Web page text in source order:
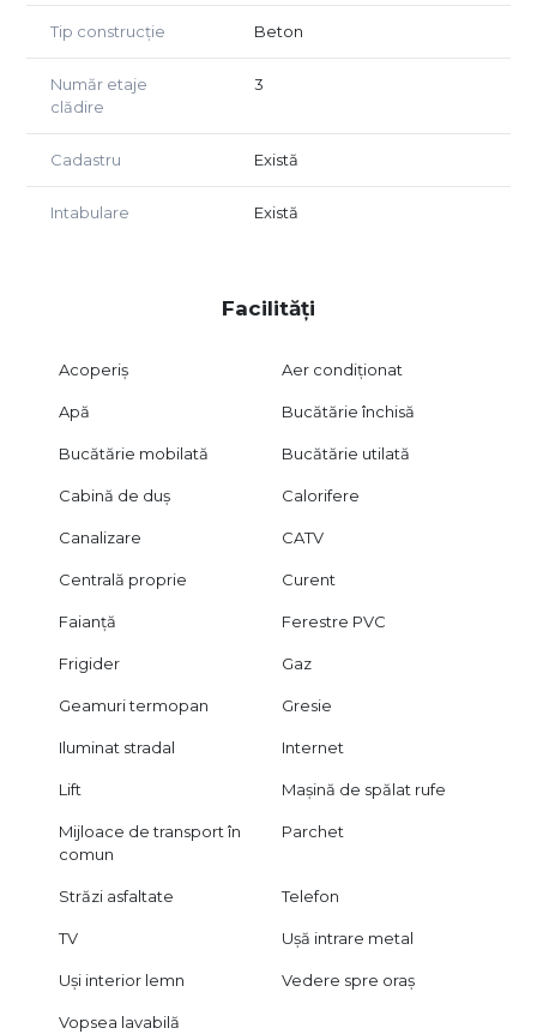
Preț de vânzare: 92.000 Euro
Nu se aplică TVA.
Se acceptă atât plata din surse proprii, cât și achiziția prin
credit bancar.
Tip construcție Beton
Număr etaje
clădire
3
Cadastru Există
Intabulare Există
Facilități
Acoperiș Aer condiționat
Apă Bucătărie închisă
Bucătărie mobilată Bucătărie utilată
Cabină de duș Calorifere
Canalizare CATV
Centrală proprie Curent
Faianță Ferestre PVC
Frigider Gaz
Geamuri termopan Gresie
Iluminat stradal Internet
Lift Mașină de spălat rufe
Mijloace de transport în
comun
Parchet
Străzi asfaltate Telefon
TV Ușă intrare metal
Uși interior lemn Vedere spre oraș
Vopsea lavabilă